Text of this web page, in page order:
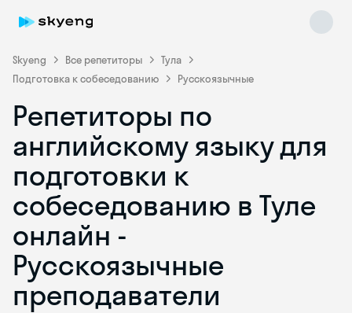
Skyeng Все репетиторы
Тула
Подготовка к собеседованию
Русскоязычные
Репетиторы по
английскому языку для
подготовки к
собеседованию в Туле
онлайн -
Русскоязычные
преподаватели
Skyeng Chat